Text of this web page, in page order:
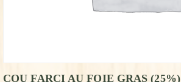
COU FARCI AU FOIE GRAS (25%)